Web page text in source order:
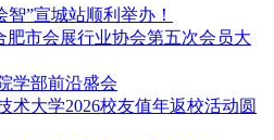
智”宣城站顺利举办！
肥市会展行业协会第五次会员大
学部前沿盛会
术大学2026校友值年返校活动圆